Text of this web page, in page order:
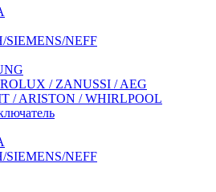
SIEMENS/NEFF
/ ZANUSSI / AEG
/ ARISTON / WHIRLPOOL
SIEMENS/NEFF